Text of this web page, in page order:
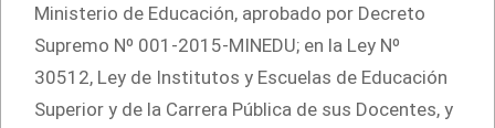
Ministerio de Educación, aprobado por Decreto
Supremo Nº 001-2015-MINEDU; en la Ley Nº
30512, Ley de Institutos y Escuelas de Educación
Superior y de la Carrera Pública de sus Docentes, y